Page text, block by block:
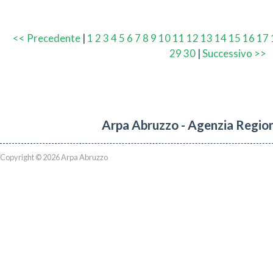
<< Precedente | 1 2345 6 7 8 9 1011 12 13 1415 16 17
2930 |Successivo >>
Arpa Abruzzo - Agenzia
Copyright © 2026 Arpa Abruzzo